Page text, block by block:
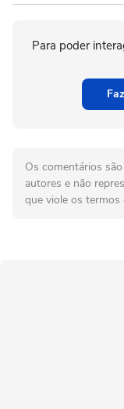
Para poder
Os comentários
autores e não
que viole os termos